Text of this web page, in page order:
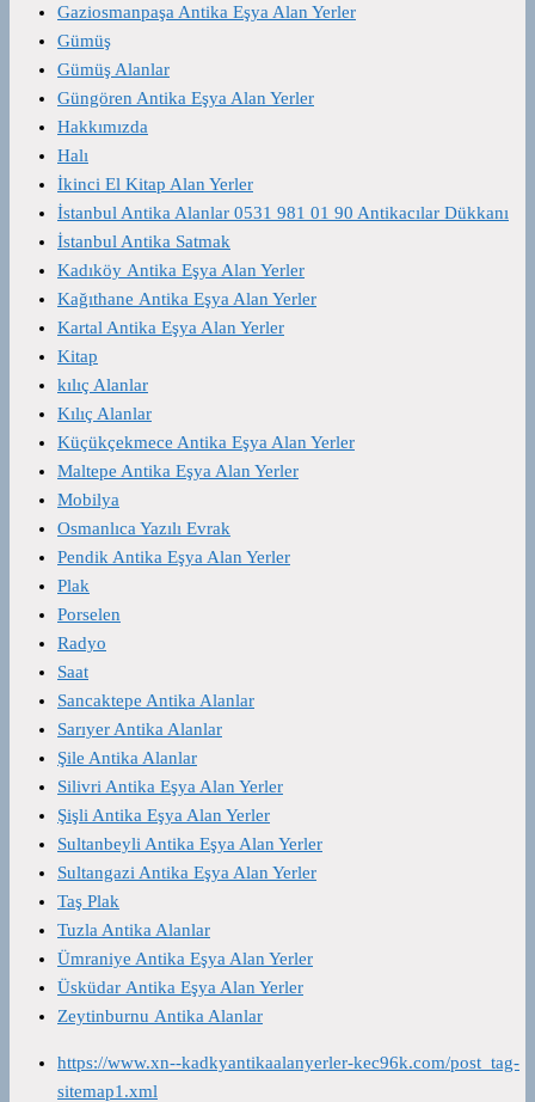
Gaziosmanpaşa Antika Eşya Alan Yerler
Gümüş
Gümüş Alanlar
Güngören Antika Eşya Alan Yerler
Hakkımızda
Halı
İkinci El Kitap Alan Yerler
İstanbul Antika Alanlar 0531 981 01 90 Antikacılar Dükkanı
İstanbul Antika Satmak
Kadıköy Antika Eşya Alan Yerler
Kağıthane Antika Eşya Alan Yerler
Kartal Antika Eşya Alan Yerler
Kitap
kılıç Alanlar
Kılıç Alanlar
Küçükçekmece Antika Eşya Alan Yerler
Maltepe Antika Eşya Alan Yerler
Mobilya
Osmanlıca Yazılı Evrak
Pendik Antika Eşya Alan Yerler
Plak
Porselen
Radyo
Saat
Sancaktepe Antika Alanlar
Sarıyer Antika Alanlar
Şile Antika Alanlar
Silivri Antika Eşya Alan Yerler
Şişli Antika Eşya Alan Yerler
Sultanbeyli Antika Eşya Alan Yerler
Sultangazi Antika Eşya Alan Yerler
Taş Plak
Tuzla Antika Alanlar
Ümraniye Antika Eşya Alan Yerler
Üsküdar Antika Eşya Alan Yerler
Zeytinburnu Antika Alanlar
https://www.xn--kadkyantikaalanyerler-kec96k.com/post_tag-
sitemap1.xml